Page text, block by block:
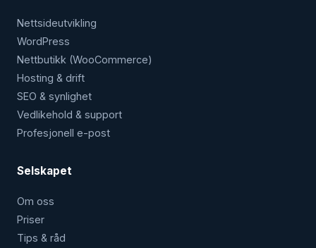
Nettside­utvikling
WordPress
Nettbutikk (WooCommerce)
Hosting & drift
SEO & synlighet
Vedlikehold & support
Profesjonell e-post
Selskapet
Om oss
Priser
Tips & råd